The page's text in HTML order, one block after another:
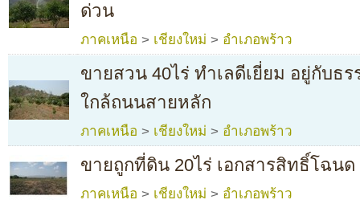
ด่วน
ภาคเหนือ > เชียงใหม่ > อำเภอพร้าว
ขายสวน 40ไร่ ทำเลดีเยี่ยม อยู่กับธ
ใกล้ถนนสายหลัก
ภาคเหนือ > เชียงใหม่ > อำเภอพร้าว
ขายถูกที่ดิน 20ไร่ เอกสารสิทธิ์โฉนด
ภาคเหนือ > เชียงใหม่ > อำเภอพร้าว